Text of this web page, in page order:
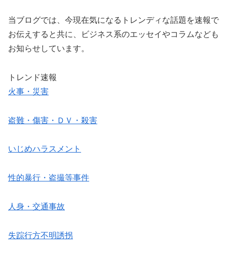
当ブログでは、今現在気になるトレンディな話題を速報で
お伝えすると共に、ビジネス系のエッセイやコラムなども
お知らせしています。
トレンド速報
火事・災害
盗難・傷害・ＤＶ・殺害
いじめハラスメント
性的暴行・盗撮等事件
人身・交通事故
失踪行方不明誘拐